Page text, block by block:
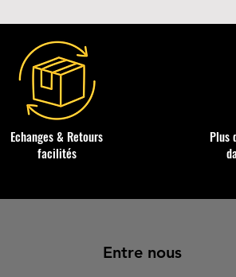
Echanges & Retours
facilités
Plus
Entre nous